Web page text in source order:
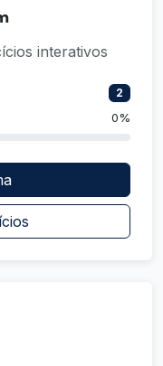
interativos
2
0%